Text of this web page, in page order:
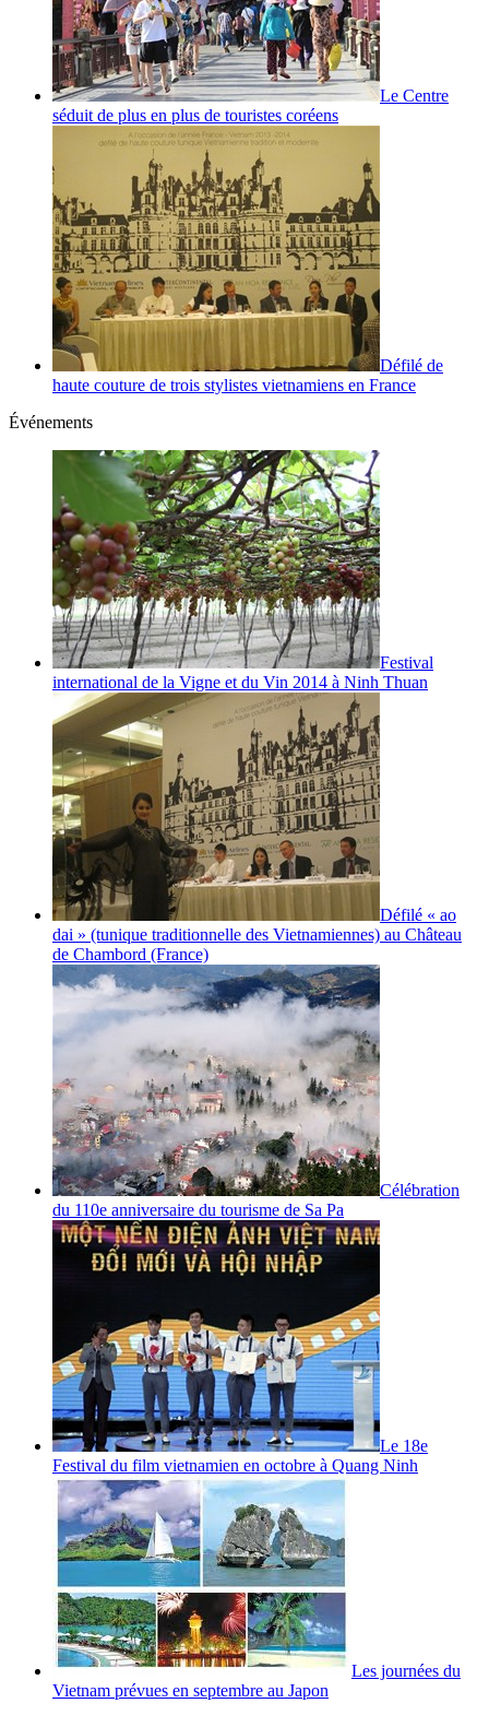
Le Centre
séduit de plus en plus de touristes coréens
Défilé de
haute couture de trois stylistes vietnamiens en France
Événements
Festival
international de la Vigne et du Vin 2014 à Ninh Thuan
Défilé « ao
dai » (tunique traditionnelle des Vietnamiennes) au Château
de Chambord (France)
Célébration
du 110e anniversaire du tourisme de Sa Pa
Le 18e
Festival du film vietnamien en octobre à Quang Ninh
Les journées du
Vietnam prévues en septembre au Japon